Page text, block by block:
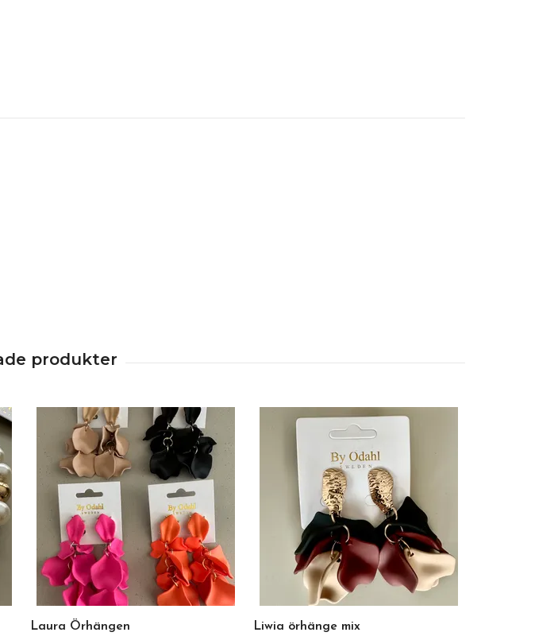
Laura Örhängen Liwia örhänge mix